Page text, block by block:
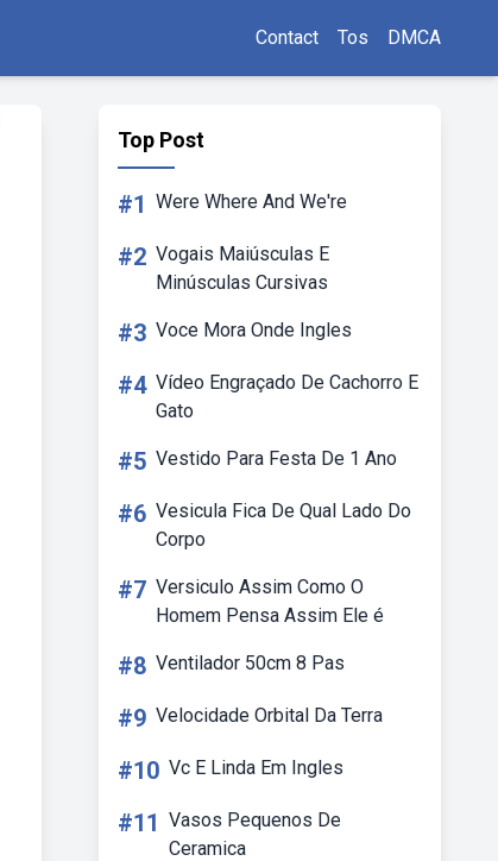
Contact Tos DMCA
Top Post
#1 Were Where And We're
#2 Vogais Maiúsculas E
Minúsculas Cursivas
#3 Voce Mora Onde Ingles
#4 Vídeo Engraçado De Cachorro E
Gato
#5 Vestido Para Festa De 1 Ano
#6 Vesicula Fica De Qual Lado Do
Corpo
#7 Versiculo Assim Como O
Homem Pensa Assim Ele é
#8 Ventilador 50cm 8 Pas
#9 Velocidade Orbital Da Terra
#10 Vc E Linda Em Ingles
#11 Vasos Pequenos De
Ceramica